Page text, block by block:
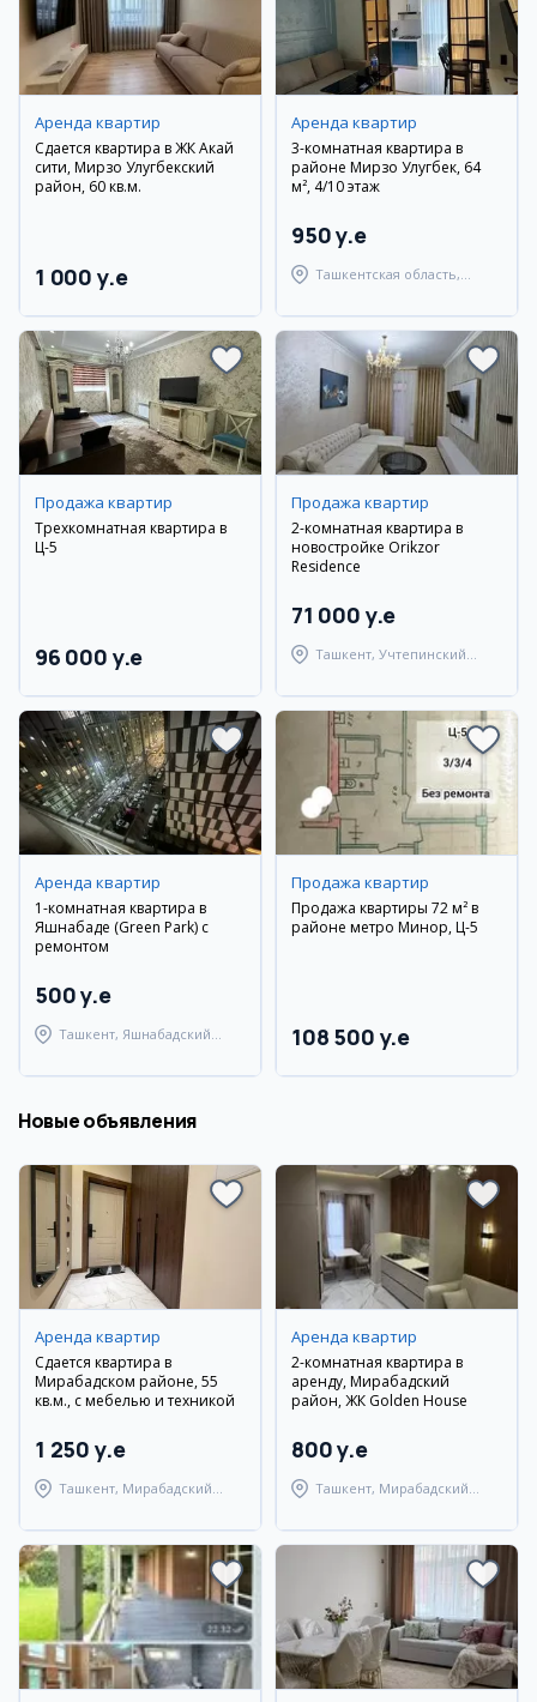
Аренда квартир
Сдается квартира в ЖК Акай
сити, Мирзо Улугбекский
район, 60 кв.м.
1 000 y.e
Аренда квартир
3-комнатная квартира в
районе Мирзо Улугбек, 64
м², 4/10 этаж
950 y.e
Ташкентская область,
Продажа квартир
Трехкомнатная квартира в
Ц-5
96 000 y.e
Продажа квартир
2-комнатная квартира в
новостройке Orikzor
Residence
71 000 y.e
Ташкент, Учтепинский
Аренда квартир
1-комнатная квартира в
Яшнабаде (Green Park) с
ремонтом
500 y.e
Ташкент, Яшнабадский
Продажа квартир
Продажа квартиры 72 м² в
районе метро Минор, Ц-5
108 500 y.e
Новые объявления
Аренда квартир
Сдается квартира в
Мирабадском районе, 55
кв.м., с мебелью и техникой
1 250 y.e
Ташкент, Мирабадский
Аренда квартир
2-комнатная квартира в
аренду, Мирабадский
район, ЖК Golden House
800 y.e
Ташкент, Мирабадский